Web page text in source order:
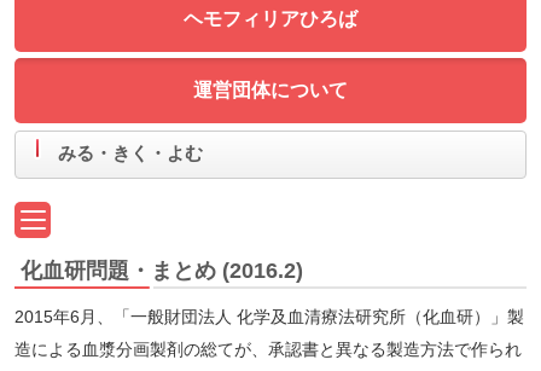
ヘモフィリアひろば
運営団体について
みる・きく・よむ
化血研問題・まとめ (2016.2)
2015年6月、「一般財団法人 化学及血清療法研究所（化血研）」製
造による血漿分画製剤の総てが、承認書と異なる製造方法で作られ